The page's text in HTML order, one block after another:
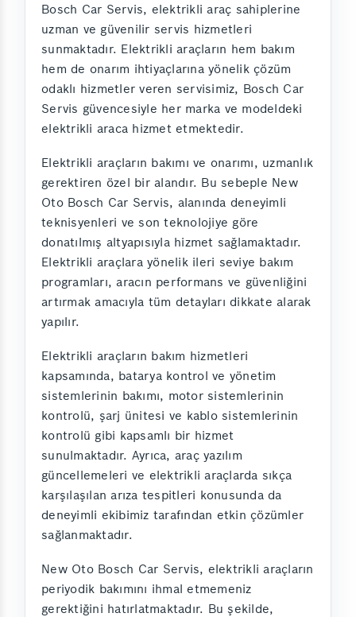
Bosch Car Servis, elektrikli araç sahiplerine
uzman ve güvenilir servis hizmetleri
sunmaktadır. Elektrikli araçların hem bakım
hem de onarım ihtiyaçlarına yönelik çözüm
odaklı hizmetler veren servisimiz, Bosch Car
Servis güvencesiyle her marka ve modeldeki
elektrikli araca hizmet etmektedir.
Elektrikli araçların bakımı ve onarımı, uzmanlık
gerektiren özel bir alandır. Bu sebeple New
Oto Bosch Car Servis, alanında deneyimli
teknisyenleri ve son teknolojiye göre
donatılmış altyapısıyla hizmet sağlamaktadır.
Elektrikli araçlara yönelik ileri seviye bakım
programları, aracın performans ve güvenliğini
artırmak amacıyla tüm detayları dikkate alarak
yapılır.
Elektrikli araçların bakım hizmetleri
kapsamında, batarya kontrol ve yönetim
sistemlerinin bakımı, motor sistemlerinin
kontrolü, şarj ünitesi ve kablo sistemlerinin
kontrolü gibi kapsamlı bir hizmet
sunulmaktadır. Ayrıca, araç yazılım
güncellemeleri ve elektrikli araçlarda sıkça
karşılaşılan arıza tespitleri konusunda da
deneyimli ekibimiz tarafından etkin çözümler
sağlanmaktadır.
New Oto Bosch Car Servis, elektrikli araçların
periyodik bakımını ihmal etmemeniz
gerektiğini hatırlatmaktadır. Bu şekilde,